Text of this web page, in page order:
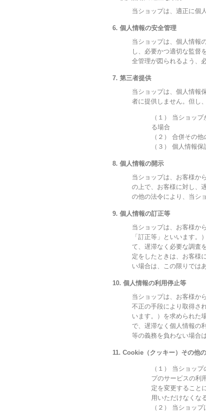
当ショップは、適正に個
6. 個人情報の安全管理
当ショップは、個人情報
し、必要かつ適切な監督
全管理が図られるよう、
7. 第三者提供
当ショップは、個人情報
者に提供しません。但し
（１） 当ショッ
る場合
（２） 合併その
（３） 個人情報
8. 個人情報の開示
当ショップは、お客様か
の上で、お客様に対し、
の他の法令により、当シ
9. 個人情報の訂正等
当ショップは、お客様か
「訂正等」といいます
て、遅滞なく必要な調査
定をしたときは、お客様
い場合は、この限りでは
10. 個人情報の利用停止等
当ショップは、お客様か
不正の手段により取得さ
います。）を求められた
で、遅滞なく個人情報の
等の義務を負わない場合
11. Cookie（クッキー）その他
（１） 当ショッ
プのサービスの利
定を変更すること
用いただけなくな
（２） 当ショッ